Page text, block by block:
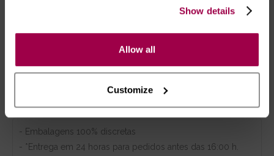
Show details
Allow all
Customize
Carregar até luz deixar de piscar
- Embalagens 100% discretas
- *Entrega em 24 horas para pedidos antes das 16:00 h.